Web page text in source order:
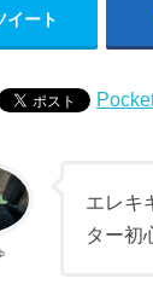
イート
エレキ
ター初